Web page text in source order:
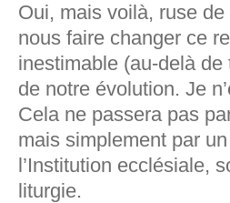
Oui, mais voilà, ruse de
nous faire changer ce
inestimable (au-delà
de notre évolution. Je
Cela ne passera pas
mais simplement par
l’Institution ecclésiale,
liturgie.